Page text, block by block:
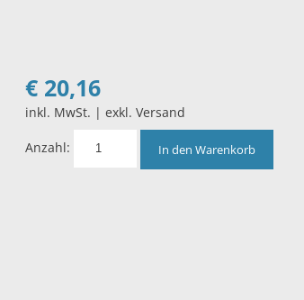
€20,16
inkl. MwSt. | exkl. Versand
Anzahl: In den Warenkorb